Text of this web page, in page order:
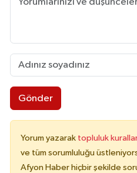
Gönder
Yorum yazarak topluluk
ve tüm sorumluluğu
Afyon Haber hiçbir şekilde